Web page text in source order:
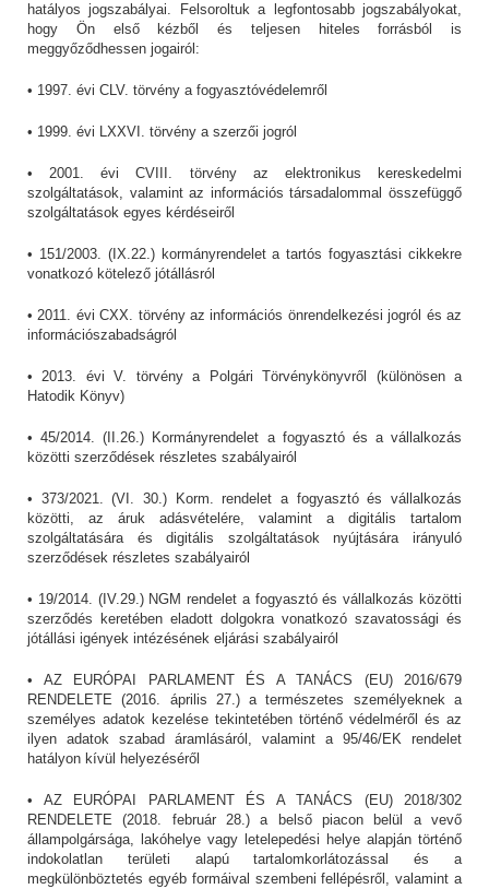
hatályos jogszabályai. Felsoroltuk a legfontosabb jogszabályokat,
hogy Ön első kézből és teljesen hiteles forrásból is
meggyőződhessen jogairól:
• 1997. évi CLV. törvény a fogyasztóvédelemről
• 1999. évi LXXVI. törvény a szerzői jogról
• 2001. évi CVIII. törvény az elektronikus kereskedelmi
szolgáltatások, valamint az információs társadalommal összefüggő
szolgáltatások egyes kérdéseiről
• 151/2003. (IX.22.) kormányrendelet a tartós fogyasztási cikkekre
vonatkozó kötelező jótállásról
• 2011. évi CXX. törvény az információs önrendelkezési jogról és az
információszabadságról
• 2013. évi V. törvény a Polgári Törvénykönyvről (különösen a
Hatodik Könyv)
• 45/2014. (II.26.) Kormányrendelet a fogyasztó és a vállalkozás
közötti szerződések részletes szabályairól
• 373/2021. (VI. 30.) Korm. rendelet a fogyasztó és vállalkozás
közötti, az áruk adásvételére, valamint a digitális tartalom
szolgáltatására és digitális szolgáltatások nyújtására irányuló
szerződések részletes szabályairól
• 19/2014. (IV.29.) NGM rendelet a fogyasztó és vállalkozás közötti
szerződés keretében eladott dolgokra vonatkozó szavatossági és
jótállási igények intézésének eljárási szabályairól
• AZ EURÓPAI PARLAMENT ÉS A TANÁCS (EU) 2016/679
RENDELETE (2016. április 27.) a természetes személyeknek a
személyes adatok kezelése tekintetében történő védelméről és az
ilyen adatok szabad áramlásáról, valamint a 95/46/EK rendelet
hatályon kívül helyezéséről
• AZ EURÓPAI PARLAMENT ÉS A TANÁCS (EU) 2018/302
RENDELETE (2018. február 28.) a belső piacon belül a vevő
állampolgársága, lakóhelye vagy letelepedési helye alapján történő
indokolatlan területi alapú tartalomkorlátozással és a
megkülönböztetés egyéb formáival szembeni fellépésről, valamint a